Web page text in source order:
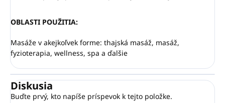
OBLASTI POUŽITIA:
Masáže v akejkoľvek forme: thajská masáž, masáž,
fyzioterapia, wellness, spa a ďalšie
Diskusia
Buďte prvý, kto napíše príspevok k tejto položke.